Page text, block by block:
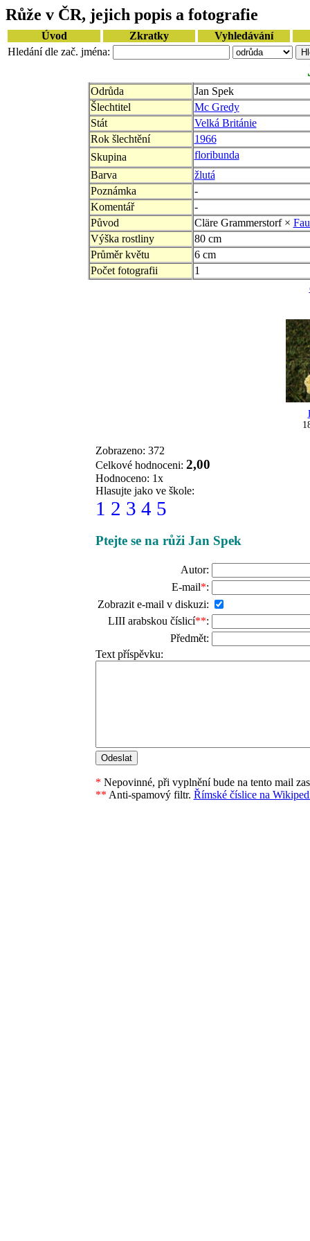
Růže v ČR, jejich popis a fotografie
Úvod Zkratky
Vyhledávání
Hledání dle zač. jména:
Odrůda
Jan Spek
Šlechtitel
Mc Gredy
Stát
Velká Británie
Rok šlechtění
1966
Skupina
floribunda
Barva
žlutá
Poznámka
-
Komentář
-
Původ
Cläre Grammerstorf ×
Výška rostliny
80 cm
Průměr květu
6 cm
Počet fotografii
1
Zobrazeno: 372
Celkové hodnoceni: 2,00
Hodnoceno: 1x
Hlasujte jako ve škole:
1 2 3 4 5
Ptejte se na růži Jan Spek
Autor:
E-mail*:
Zobrazit e-mail v diskuzi:
LIII arabskou číslicí**:
Předmět:
Text příspěvku:
* Nepovinné, při vyplnění bude na tento mail
** Anti-spamový filtr. Římské číslice na